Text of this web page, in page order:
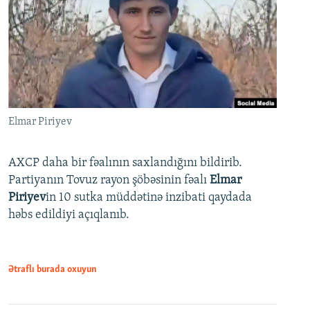
Elmar Piriyev
AXCP daha bir fəalının saxlandığını bildirib.
Partiyanın Tovuz rayon şöbəsinin fəalı Elmar
Piriyevin 10 sutka müddətinə inzibati qaydada
həbs edildiyi açıqlanıb.
Ətraflı burada oxuyun